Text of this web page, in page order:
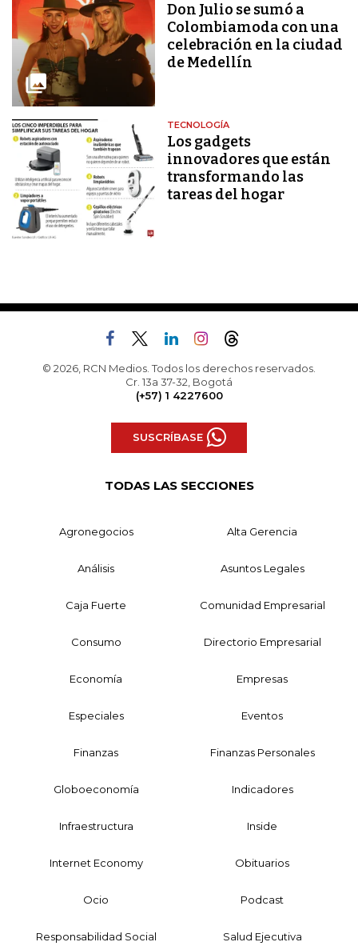
Don Julio se sumó a
Colombiamoda con una
celebración en la ciudad
de Medellín
TECNOLOGÍA
Los gadgets
innovadores que están
transformando las
tareas del hogar
© 2026, RCN Medios. Todos los derechos reservados.
Cr. 13a 37-32, Bogotá
(+57) 1 4227600
SUSCRÍBASE
TODAS LAS SECCIONES
Agronegocios Alta Gerencia
Análisis Asuntos Legales
Caja Fuerte Comunidad Empresarial
Consumo Directorio Empresarial
Economía Empresas
Especiales Eventos
Finanzas Finanzas Personales
Globoeconomía Indicadores
Infraestructura Inside
Internet Economy Obituarios
Ocio Podcast
Responsabilidad Social Salud Ejecutiva